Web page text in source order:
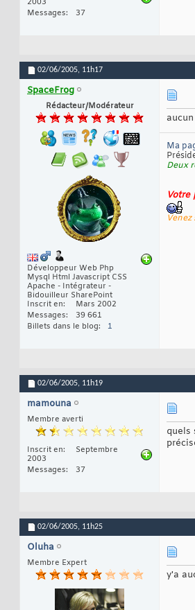
2003
Messages
37
02/06/2005, 11h17
SpaceFrog
Rédacteur/Modérateur
Développeur Web Php
Mysql Html Javascript CSS
Apache - Intégrateur -
Bidouilleur SharePoint
Inscrit en
Mars 2002
Messages
39 661
Billets dans le blog
1
Ma
Deux
Votre
02/06/2005, 11h19
mamouna
Membre averti
Inscrit en
Septembre
2003
Messages
37
quels
02/06/2005, 11h25
Oluha
Membre Expert
y'a